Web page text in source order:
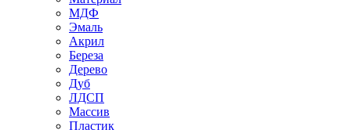
МДФ
Эмаль
Акрил
Береза
Дерево
Дуб
ЛДСП
Массив
Пластик